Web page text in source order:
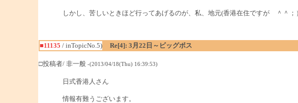
しかし、苦しいときほど行ってあげるのが、私、地元(香港在住ですが ＾＾
■11135 / inTopicNo.5)
Re[4]: 3月22日～ビッグボス
□投稿者/ 非一般 -(2013/04/18(Thu) 16:39:53)
日式香港人さん
情報有難うございます。